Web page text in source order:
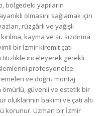
bölgedeki yapıların
olmasını sağlamak için
rüzgârlı ve yağışlı
kayma ve su sızdırma
bir İzmir kiremit çatı
titizlikle inceleyerek gerekli
profesyonelce
ve doğru montaj
güvenli ve estetik bir
bakımı ve çatı altı
korunur. Uzman bir İzmir